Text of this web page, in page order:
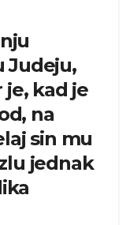
Judeju,
je, kad je
na
sin mu
jednak